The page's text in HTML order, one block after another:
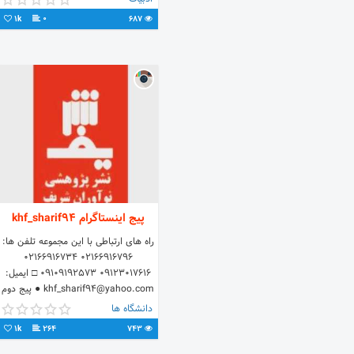
687
0
1k
پیج اینستاگرام khf_sharif94
راه های ارتباطی با این مجموعه تلفن ها:
02166916796 02166916734
09123017616 09109192573 □ ایمیل:
khf_sharif94@yahoo.com ● پیج دوم
مجموعه ما @sharif.ebدانشگاه ها
743
264
1k